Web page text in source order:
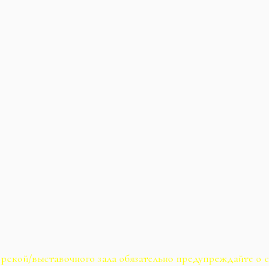
выставочного зала обязательно предупреждайте о